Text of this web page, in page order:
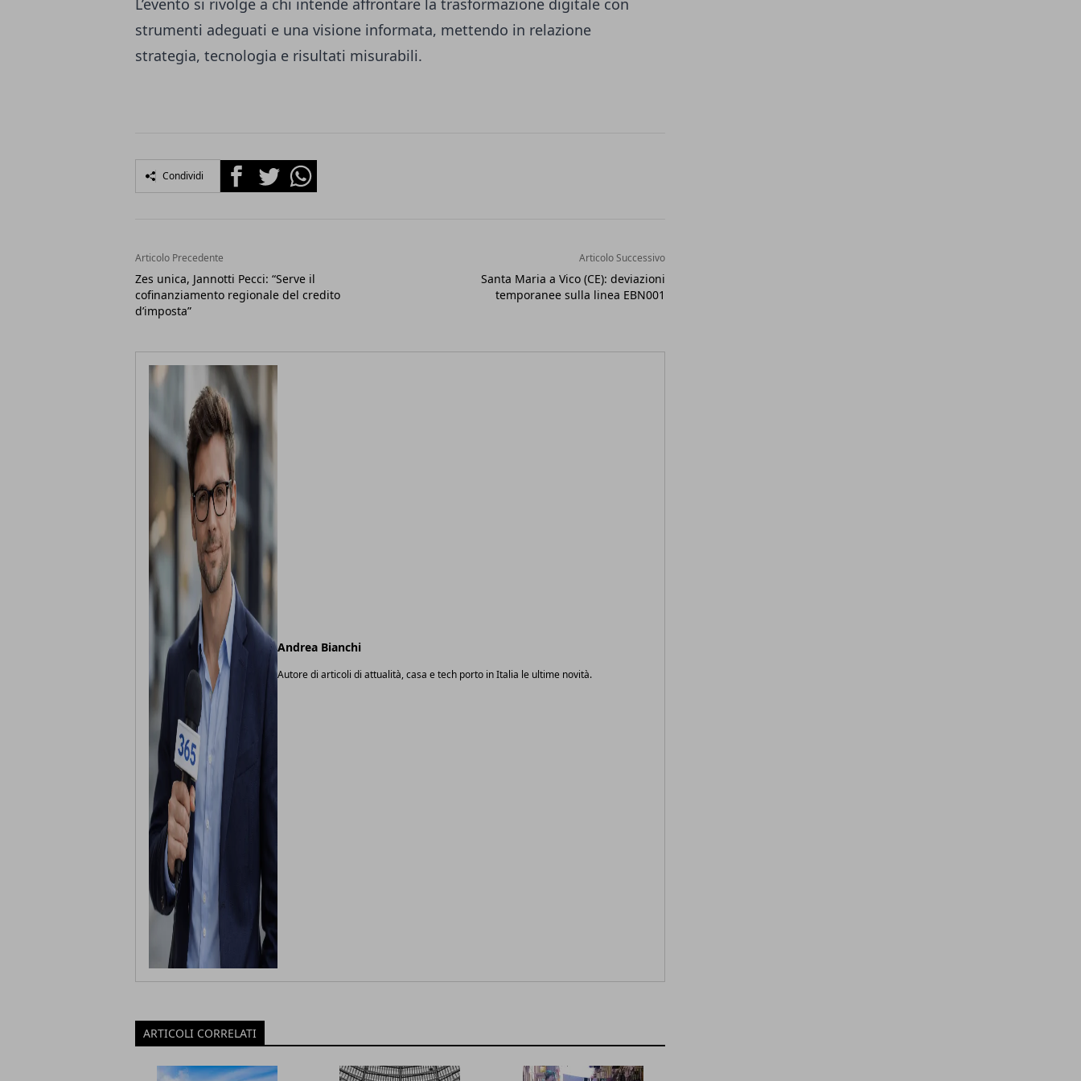
L’evento si rivolge a chi intende affrontare la trasformazione digitale con
strumenti adeguati e una visione informata, mettendo in relazione
strategia, tecnologia e risultati misurabili.
Condividi FacebookTwitterWhatsapp
Articolo Precedente
Zes unica, Jannotti Pecci: “Serve il
cofinanziamento regionale del credito
d’imposta”
Articolo Successivo
Santa Maria a Vico (CE): deviazioni
temporanee sulla linea EBN001
Andrea Bianchi
Autore di articoli di attualità, casa e tech porto in Italia le ultime novità.
ARTICOLI CORRELATI